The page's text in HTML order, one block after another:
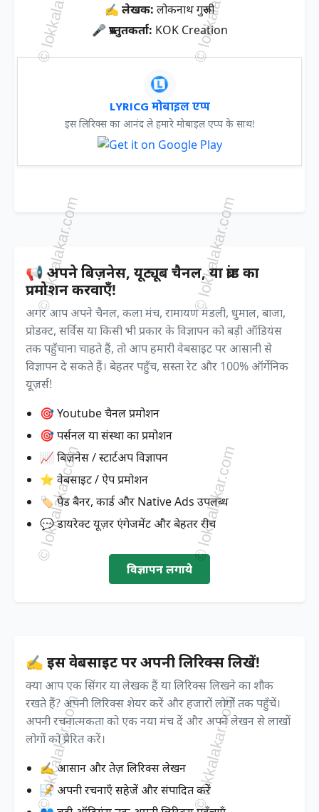
✍ लेखक: लोकनाथ गुरूजी
🎤 प्रस्तुतकर्ता: KOK Creation
LYRICG मोबाइल एप्प
इस लिरिक्स का आनंद ले हमारे मोबाइल एप्प के साथ!
📢 अपने बिज़नेस, यूट्यूब चैनल, या ब्रांड का
प्रमोशन करवाएँ!
अगर आप अपने चैनल, कला मंच, रामायण मंडली, धुमाल, बाजा,
प्रोडक्ट, सर्विस या किसी भी प्रकार के विज्ञापन को बड़ी ऑडियंस
तक पहुँचाना चाहते हैं, तो आप हमारी वेबसाइट पर आसानी से
विज्ञापन दे सकते हैं। बेहतर पहुँच, सस्ता रेट और 100% ऑर्गेनिक
यूज़र्स!
🎯 Youtube चैनल प्रमोशन
🎯 पर्सनल या संस्था का प्रमोशन
📈 बिज़नेस / स्टार्टअप विज्ञापन
⭐ वेबसाइट / ऐप प्रमोशन
🏷️ पेड बैनर, कार्ड और Native Ads उपलब्ध
💬 डायरेक्ट यूज़र एंगेजमेंट और बेहतर रीच
विज्ञापन लगाये
✍️ इस वेबसाइट पर अपनी लिरिक्स लिखें!
क्या आप एक सिंगर या लेखक हैं या लिरिक्स लिखने का शौक
रखते हैं? अपनी लिरिक्स शेयर करें और हजारों लोगों तक पहुँचें।
अपनी रचनात्मकता को एक नया मंच दें और अपने लेखन से लाखों
लोगों को प्रेरित करें।
✍️ आसान और तेज़ लिरिक्स लेखन
📝 अपनी रचनाएँ सहेजें और संपादित करें